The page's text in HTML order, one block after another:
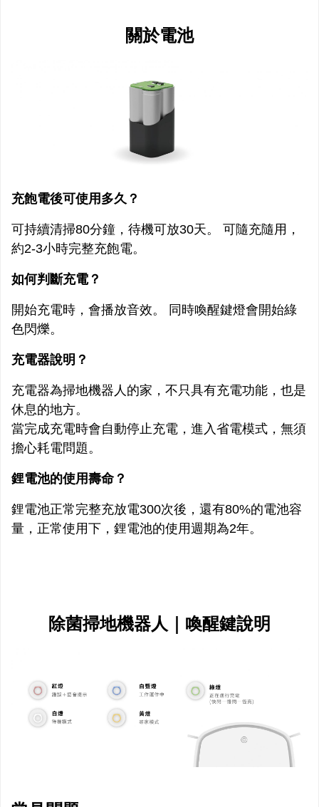
關於電池
充飽電後可使用多久？
可持續清掃80分鐘，待機可放30天。 可隨充隨用，
約2-3小時完整充飽電。
如何判斷充電？
開始充電時，會播放音效。 同時喚醒鍵燈會開始綠
色閃爍。
充電器說明？
充電器為掃地機器人的家，不只具有充電功能，也是
休息的地方。
當完成充電時會自動停止充電，進入省電模式，無須
擔心耗電問題。
鋰電池的使用壽命？
鋰電池正常完整充放電300次後，還有80%的電池容
量，正常使用下，鋰電池的使用週期為2年。
除菌掃地機器人｜喚醒鍵說明